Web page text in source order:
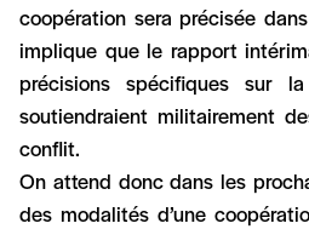
coopération sera précisée
implique que le rapport
précisions spécifiques sur
soutiendraient militairement
conflit.
On attend donc dans les
des modalités d’une